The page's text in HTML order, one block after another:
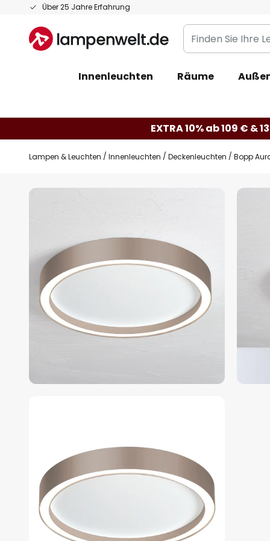
Über 25 Jahre Erfahrung
Zum
springen
Finden
Sie
Leuchte...
Innenleuchten Räume
EXTRA 10% ab 109 € &
Lampen & Leuchten Innenleuchten Deckenleuchten Bopp
Zum
springen